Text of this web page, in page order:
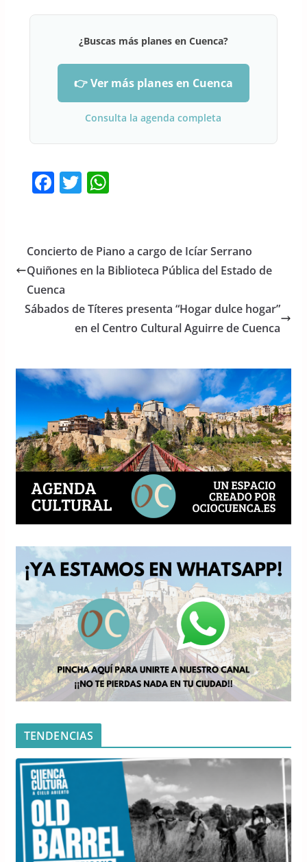
¿Buscas más planes en Cuenca?
👉 Ver más planes en Cuenca
Consulta la agenda completa
F
e
b
o
o
T
er
W
s
A
p
Concierto de Piano a cargo de Icíar Serrano
Quiñones en la Biblioteca Pública del Estado de
Cuenca
Sábados de Títeres presenta “Hogar dulce hogar”
en el Centro Cultural Aguirre de Cuenca
TENDENCIAS